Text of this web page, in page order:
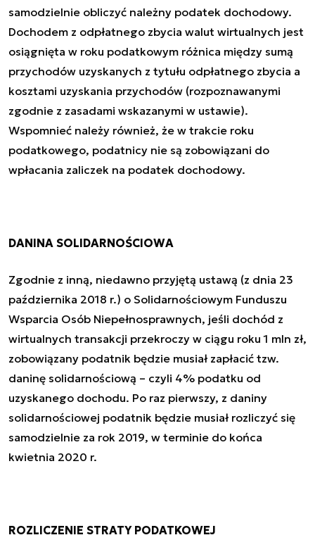
samodzielnie obliczyć należny podatek dochodowy.
Dochodem z odpłatnego zbycia walut wirtualnych jest
osiągnięta w roku podatkowym różnica między sumą
przychodów uzyskanych z tytułu odpłatnego zbycia a
kosztami uzyskania przychodów (rozpoznawanymi
zgodnie z zasadami wskazanymi w ustawie).
Wspomnieć należy również, że w trakcie roku
podatkowego, podatnicy nie są zobowiązani do
wpłacania zaliczek na podatek dochodowy.
DANINA SOLIDARNOŚCIOWA
Zgodnie z inną, niedawno przyjętą ustawą (z dnia 23
października 2018 r.) o Solidarnościowym Funduszu
Wsparcia Osób Niepełnosprawnych, jeśli dochód z
wirtualnych transakcji przekroczy w ciągu roku 1 mln zł,
zobowiązany podatnik będzie musiał zapłacić tzw.
daninę solidarnościową – czyli 4% podatku od
uzyskanego dochodu. Po raz pierwszy, z daniny
solidarnościowej podatnik będzie musiał rozliczyć się
samodzielnie za rok 2019, w terminie do końca
kwietnia 2020 r.
ROZLICZENIE STRATY PODATKOWEJ